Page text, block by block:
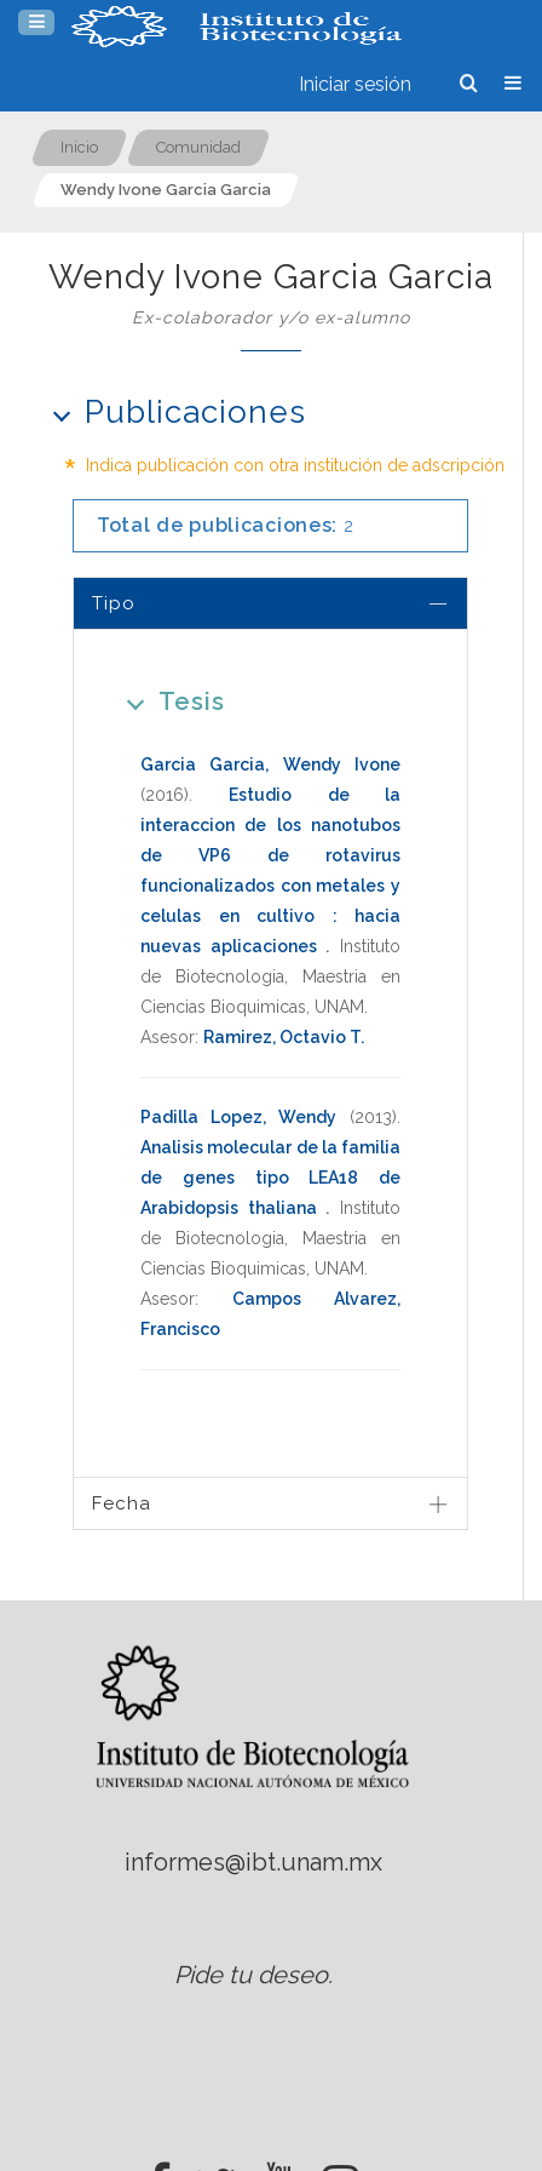
Iniciar sesión
Inicio Comunidad
Wendy Ivone Garcia Garcia
Wendy Ivone Garcia Garcia
Ex-colaborador y/o ex-alumno
Publicaciones
* Indica publicación con otra institución de adscripción
Total de publicaciones: 2
Tipo
Tesis
Garcia Garcia, Wendy Ivone
(2016)
Estudio de la
interaccion de los nanotubos
de VP6 de rotavirus
funcionalizados con metales y
celulas en cultivo : hacia
nuevas aplicaciones .
Instituto
de Biotecnologia
Maestria en
Ciencias Bioquimicas UNAM
Asesor: Ramirez, Octavio T.
Padilla Lopez, Wendy (2013)
Analisis molecular de la familia
de genes tipo LEA18 de
Arabidopsis thaliana .
Instituto
de Biotecnologia
Maestria en
Ciencias Bioquimicas UNAM
Asesor: Campos Alvarez,
Francisco
Fecha
informes@ibt.unam.mx
Pide tu deseo.